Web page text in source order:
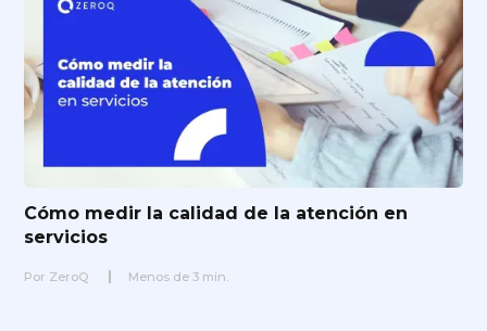
Cómo medir la calidad de la atención en
servicios
Por ZeroQ Menos de 3 min.